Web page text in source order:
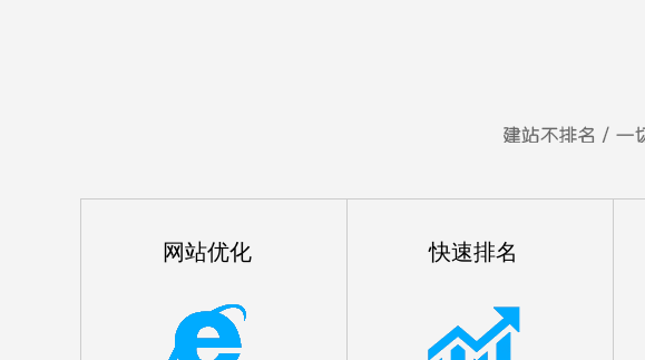
网站优化 快速排名